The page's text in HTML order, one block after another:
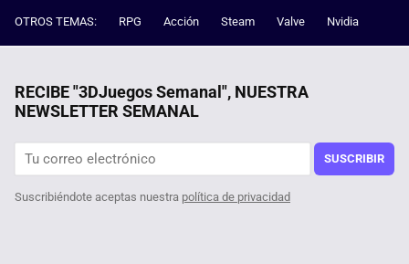
OTROS TEMAS: RPG Acción Steam Valve Nvidia
RECIBE "3DJuegos Semanal", NUESTRA
NEWSLETTER SEMANAL
SUSCRIBIR
Suscribiéndote aceptas nuestra política de privacidad